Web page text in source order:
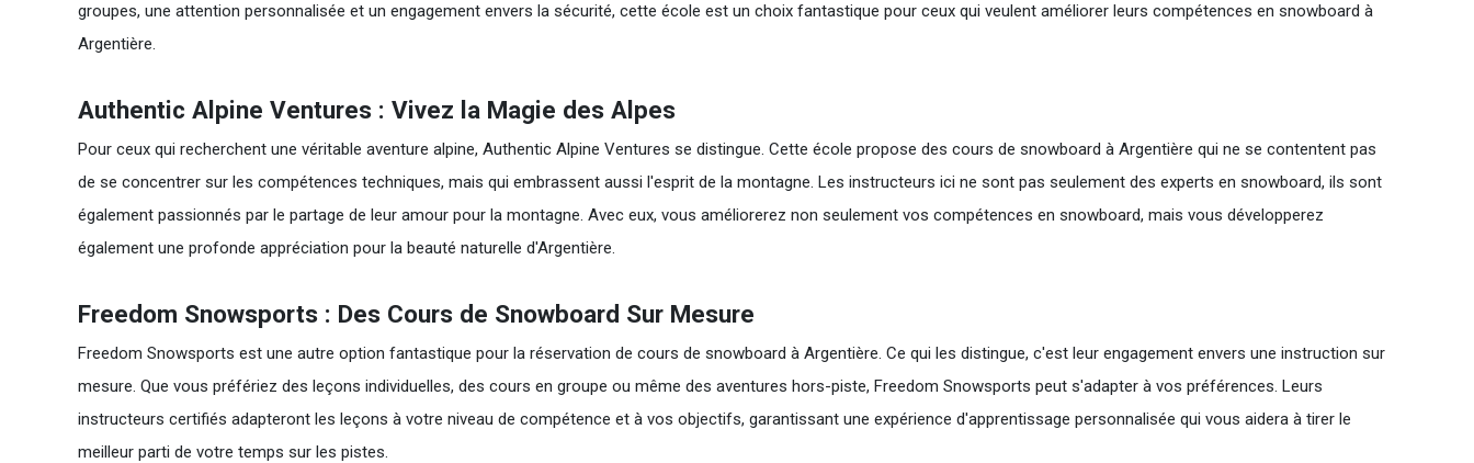
groupes, une attention personnalisée et un engagement envers la sécurité, cette école est un choix fantastique pour ceux qui veulent améliorer leurs compétences en snowboard à
Argentière.
Authentic Alpine Ventures : Vivez la Magie des Alpes
Pour ceux qui recherchent une véritable aventure alpine, Authentic Alpine Ventures se distingue. Cette école propose des cours de snowboard à Argentière qui ne se contentent pas
de se concentrer sur les compétences techniques, mais qui embrassent aussi l'esprit de la montagne. Les instructeurs ici ne sont pas seulement des experts en snowboard, ils sont
également passionnés par le partage de leur amour pour la montagne. Avec eux, vous améliorerez non seulement vos compétences en snowboard, mais vous développerez
également une profonde appréciation pour la beauté naturelle d'Argentière.
Freedom Snowsports : Des Cours de Snowboard Sur Mesure
Freedom Snowsports est une autre option fantastique pour la réservation de cours de snowboard à Argentière. Ce qui les distingue, c'est leur engagement envers une instruction sur
mesure. Que vous préfériez des leçons individuelles, des cours en groupe ou même des aventures hors-piste, Freedom Snowsports peut s'adapter à vos préférences. Leurs
instructeurs certifiés adapteront les leçons à votre niveau de compétence et à vos objectifs, garantissant une expérience d'apprentissage personnalisée qui vous aidera à tirer le
meilleur parti de votre temps sur les pistes.